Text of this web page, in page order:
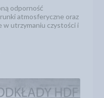
odporność
atmosferyczne oraz
w utrzymaniu czystości i